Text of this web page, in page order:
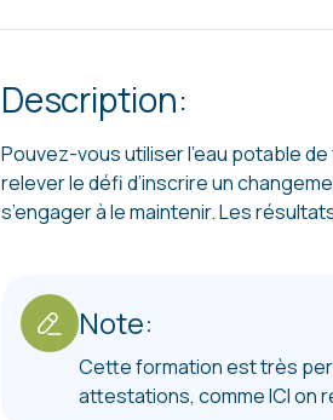
Description:
Pouvez-vous utiliser l’eau potable
relever le défi d’inscrire un
s’engager à le maintenir. Les
Note:
Cette formation est très
attestations, comme ICI on